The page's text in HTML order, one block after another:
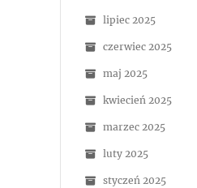
lipiec 2025
czerwiec 2025
maj 2025
kwiecień 2025
marzec 2025
luty 2025
styczeń 2025